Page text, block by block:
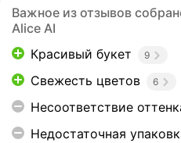
Важное из отзывов
Alice AI
Красивый букет
9
Свежесть цветов 6
Несоответствие
Недостаточная